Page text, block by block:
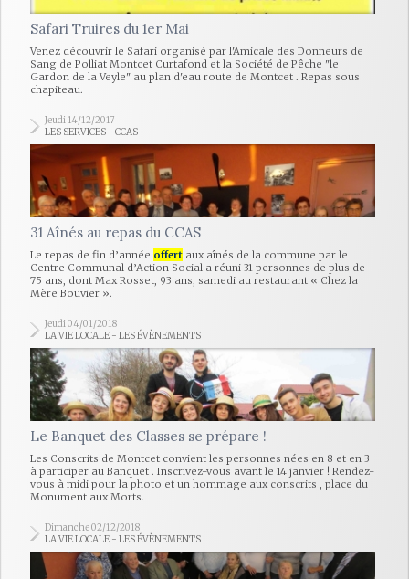
Safari Truires du 1er Mai
Venez découvrir le Safari organisé par l'Amicale des Donneurs de
Sang de Polliat Montcet Curtafond et la Société de Pêche "le
Gardon de la Veyle" au plan d'eau route de Montcet . Repas sous
chapiteau.
Jeudi 14/12/2017
LES SERVICES - CCAS
31 Aînés au repas du CCAS
Le repas de fin d’année offert aux aînés de la commune par le
Centre Communal d’Action Social a réuni 31 personnes de plus de
75 ans, dont Max Rosset, 93 ans, samedi au restaurant « Chez la
Mère Bouvier ».
Jeudi 04/01/2018
LA VIE LOCALE - LES ÉVÈNEMENTS
Le Banquet des Classes se prépare !
Les Conscrits de Montcet convient les personnes nées en 8 et en 3
à participer au Banquet . Inscrivez-vous avant le 14 janvier ! Rendez-
vous à midi pour la photo et un hommage aux conscrits , place du
Monument aux Morts.
Dimanche 02/12/2018
LA VIE LOCALE - LES ÉVÈNEMENTS